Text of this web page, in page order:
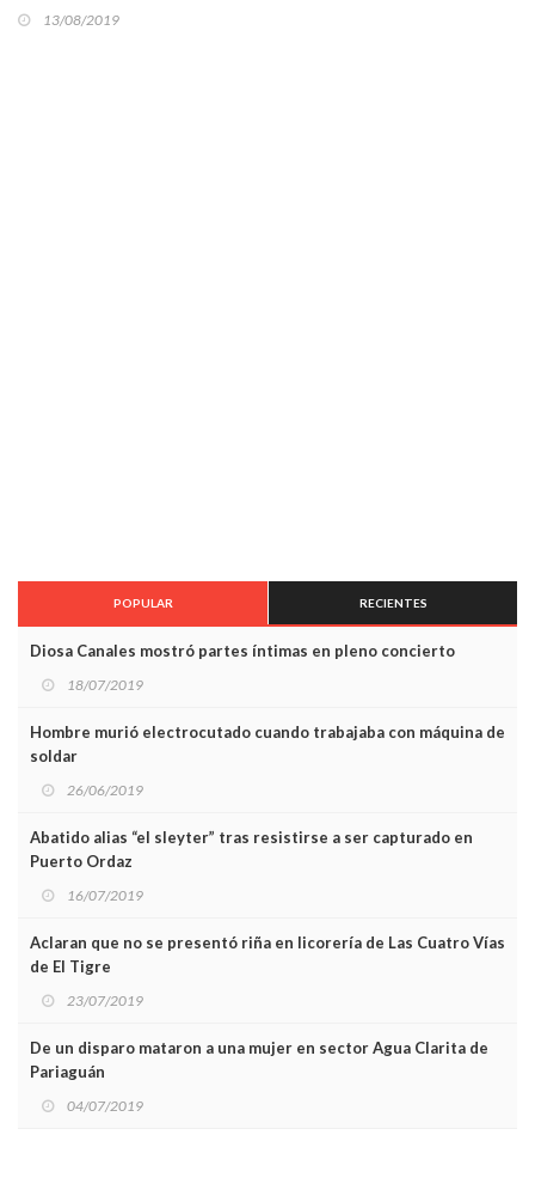
13/08/2019
POPULAR RECIENTES
Diosa Canales mostró partes íntimas en pleno concierto
18/07/2019
Hombre murió electrocutado cuando trabajaba con máquina de
soldar
26/06/2019
Abatido alias “el sleyter” tras resistirse a ser capturado en
Puerto Ordaz
16/07/2019
Aclaran que no se presentó riña en licorería de Las Cuatro Vías
de El Tigre
23/07/2019
De un disparo mataron a una mujer en sector Agua Clarita de
Pariaguán
04/07/2019